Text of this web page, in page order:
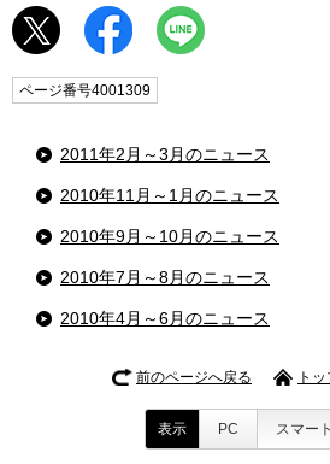
ページ番号4001309
2011年2月～3月のニュース
2010年11月～1月のニュース
2010年9月～10月のニュース
2010年7月～8月のニュース
2010年4月～6月のニュース
前のページへ戻る ト
表示 PC スマー